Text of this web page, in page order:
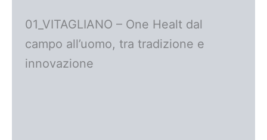
01_VITAGLIANO – One Healt dal
campo all’uomo, tra tradizione e
innovazione